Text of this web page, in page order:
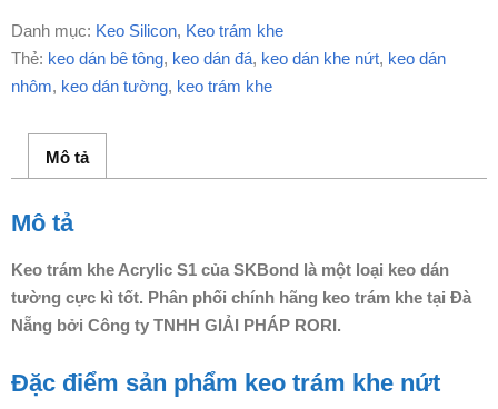
Danh mục: Keo Silicon, Keo trám khe
Thẻ: keo dán bê tông, keo dán đá, keo dán khe nứt, keo dán
nhôm, keo dán tường, keo trám khe
Mô tả
Mô tả
Keo trám khe Acrylic S1 của SKBond là một loại keo dán
tường cực kì tốt. Phân phối chính hãng keo trám khe tại Đà
Nẵng bởi Công ty TNHH GIẢI PHÁP RORI.
Đặc điểm sản phẩm keo trám khe nứt